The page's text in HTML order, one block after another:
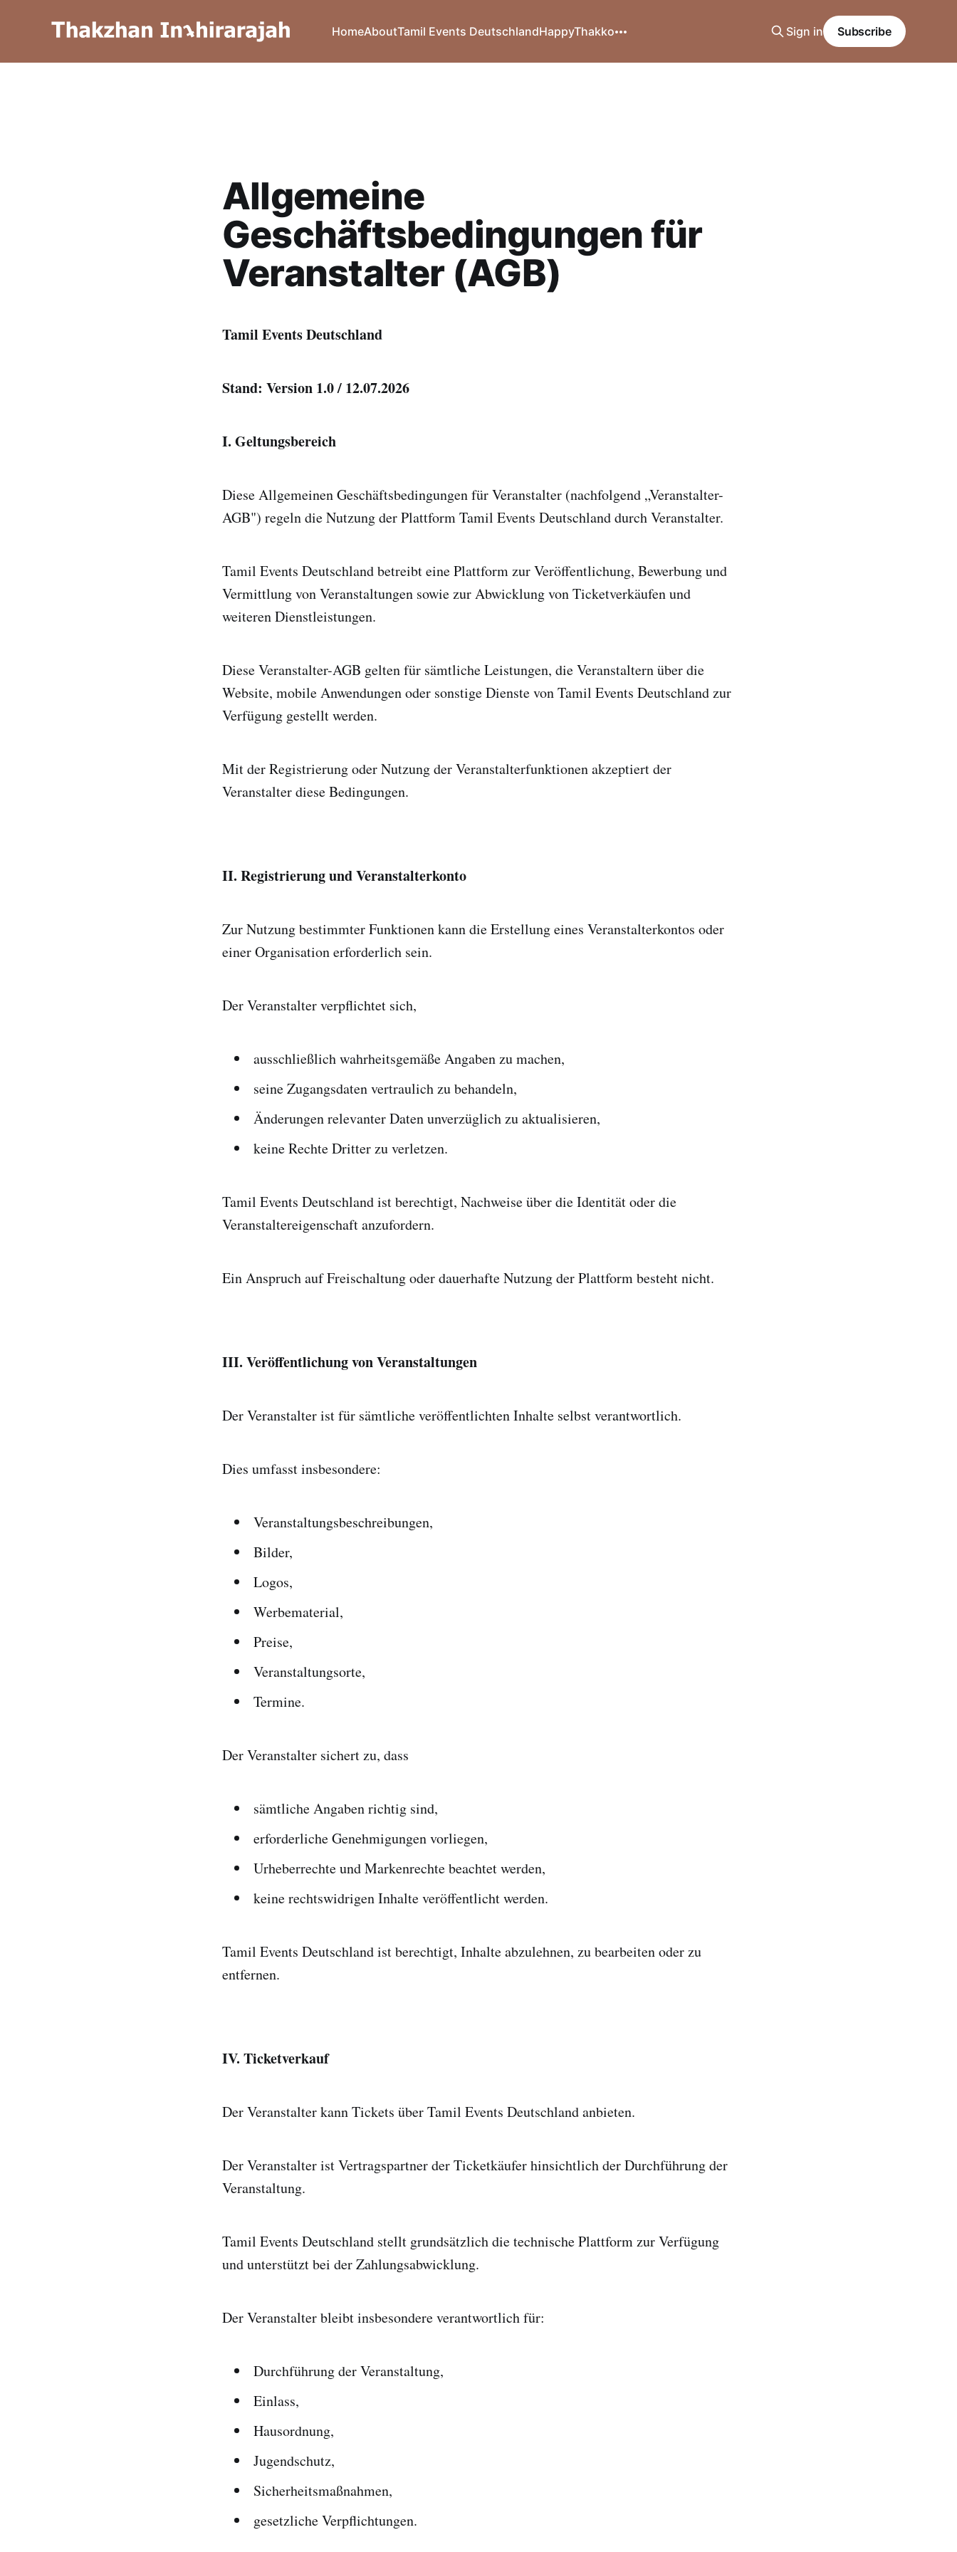
HomeAboutTamil Events DeutschlandHappyThakko Sign in Subscribe
Allgemeine
Geschäftsbedingungen für
Veranstalter (AGB)
Tamil Events Deutschland
Stand: Version 1.0 / 12.07.2026
I. Geltungsbereich
Diese Allgemeinen Geschäftsbedingungen für Veranstalter (nachfolgend „Veranstalter-
AGB") regeln die Nutzung der Plattform Tamil Events Deutschland durch Veranstalter.
Tamil Events Deutschland betreibt eine Plattform zur Veröffentlichung, Bewerbung und
Vermittlung von Veranstaltungen sowie zur Abwicklung von Ticketverkäufen und
weiteren Dienstleistungen.
Diese Veranstalter-AGB gelten für sämtliche Leistungen, die Veranstaltern über die
Website, mobile Anwendungen oder sonstige Dienste von Tamil Events Deutschland zur
Verfügung gestellt werden.
Mit der Registrierung oder Nutzung der Veranstalterfunktionen akzeptiert der
Veranstalter diese Bedingungen.
II. Registrierung und Veranstalterkonto
Zur Nutzung bestimmter Funktionen kann die Erstellung eines Veranstalterkontos oder
einer Organisation erforderlich sein.
Der Veranstalter verpflichtet sich,
ausschließlich wahrheitsgemäße Angaben zu machen,
seine Zugangsdaten vertraulich zu behandeln,
Änderungen relevanter Daten unverzüglich zu aktualisieren,
keine Rechte Dritter zu verletzen.
Tamil Events Deutschland ist berechtigt, Nachweise über die Identität oder die
Veranstaltereigenschaft anzufordern.
Ein Anspruch auf Freischaltung oder dauerhafte Nutzung der Plattform besteht nicht.
III. Veröffentlichung von Veranstaltungen
Der Veranstalter ist für sämtliche veröffentlichten Inhalte selbst verantwortlich.
Dies umfasst insbesondere:
Veranstaltungsbeschreibungen,
Bilder,
Logos,
Werbematerial,
Preise,
Veranstaltungsorte,
Termine.
Der Veranstalter sichert zu, dass
sämtliche Angaben richtig sind,
erforderliche Genehmigungen vorliegen,
Urheberrechte und Markenrechte beachtet werden,
keine rechtswidrigen Inhalte veröffentlicht werden.
Tamil Events Deutschland ist berechtigt, Inhalte abzulehnen, zu bearbeiten oder zu
entfernen.
IV. Ticketverkauf
Der Veranstalter kann Tickets über Tamil Events Deutschland anbieten.
Der Veranstalter ist Vertragspartner der Ticketkäufer hinsichtlich der Durchführung der
Veranstaltung.
Tamil Events Deutschland stellt grundsätzlich die technische Plattform zur Verfügung
und unterstützt bei der Zahlungsabwicklung.
Der Veranstalter bleibt insbesondere verantwortlich für:
Durchführung der Veranstaltung,
Einlass,
Hausordnung,
Jugendschutz,
Sicherheitsmaßnahmen,
gesetzliche Verpflichtungen.